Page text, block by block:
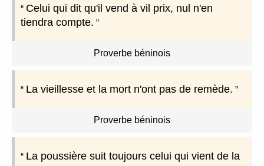
Celui qui dit qu'il vend à vil prix, nul n'en
tiendra compte.
Proverbe béninois
La vieillesse et la mort n'ont pas de remède.
Proverbe béninois
La poussière suit toujours celui qui vient de la